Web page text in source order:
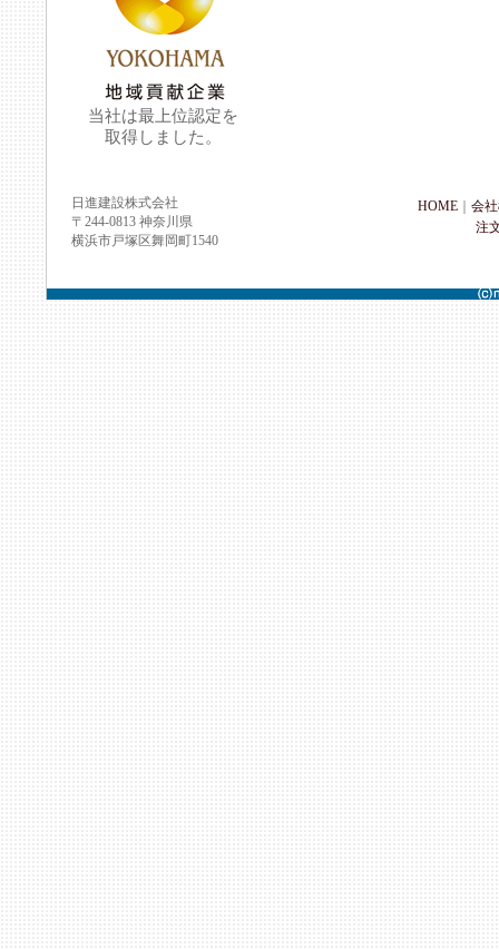
当社は最上位認定を
取得しました。
日進建設株式会社
〒244-0813 神奈川県
横浜市戸塚区舞岡町1540
HOME
会
注